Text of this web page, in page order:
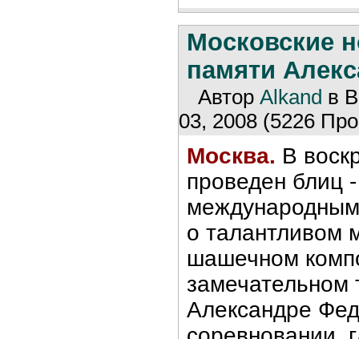
Московские
памяти
Автор Alkand в
03, 2008 (5226
Москва. В
проведен блиц
о талантливом
шашечном
замечательном
Александре